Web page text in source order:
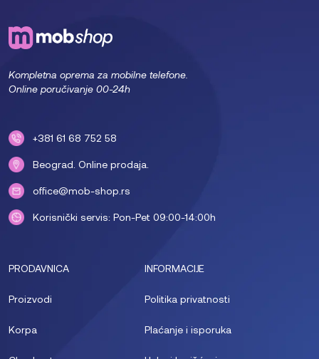
Kompletna oprema za mobilne telefone.
Online poručivanje 00-24h
+381 61 68 752 58
Beograd. Online prodaja.
office@mob-shop.rs
Korisnički servis: Pon-Pet 09:00-14:00h
PRODAVNICA
Proizvodi
Korpa
INFORMACIJE
Politika privatnosti
Plaćanje i isporuka